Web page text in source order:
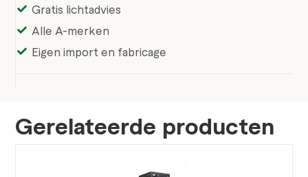
Gratis lichtadvies
Alle A-merken
Eigen import en fabricage
Gerelateerde producten